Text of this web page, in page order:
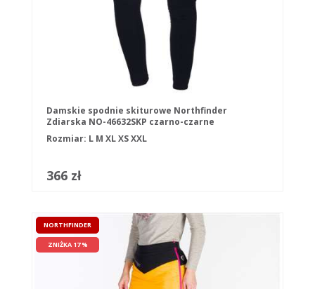
Damskie spodnie skiturowe Northfinder
Zdiarska NO-46632SKP czarno-czarne
Rozmiar: L M XLXSXXL
366 zł
NORTHFINDER
ZNIŻKA 17 %